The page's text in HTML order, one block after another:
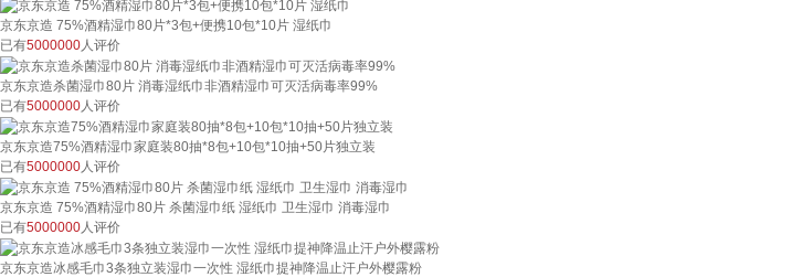
京东京造 75%酒精湿巾80片*3包+便携10包*10片 湿纸巾
已有5000000人评价
京东京造杀菌湿巾80片 消毒湿纸巾非酒精湿巾可灭活病毒率99%
已有5000000人评价
京东京造75%酒精湿巾家庭装80抽*8包+10包*10抽+50片独立装
已有5000000人评价
京东京造 75%酒精湿巾80片 杀菌湿巾纸 湿纸巾 卫生湿巾 消毒湿巾
已有5000000人评价
京东京造冰感毛巾3条独立装湿巾一次性 湿纸巾提神降温止汗户外樱露粉